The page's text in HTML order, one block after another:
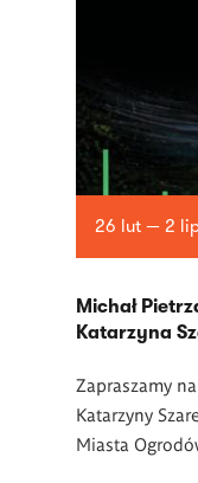
26 lut — 2
Michał
Katarzyna
Zapraszamy
Katarzyny
Miasta